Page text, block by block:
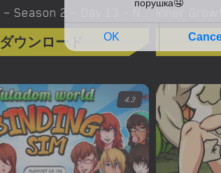
Lewd Island – Season 2 – Day 13 – New Final Version 1.00 (Full Game) [xRed Games]
ダウンロード
4.3